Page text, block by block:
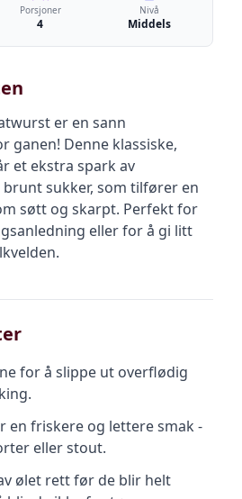
Porsjoner
4
Nivå
Middels
er en sann
ganen! Denne klassiske,
et ekstra spark av
sukker, som tilfører en
søtt og skarpt. Perfekt for
eller for å gi litt
for å slippe ut overflødig
en friskere og lettere smak -
eller stout.
ølet rett før de blir helt